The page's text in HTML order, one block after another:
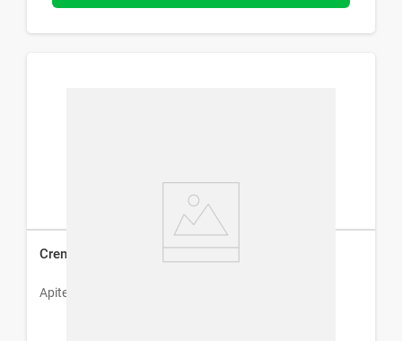
Crema de Ordeñe Apiter x 500 g
Apiter